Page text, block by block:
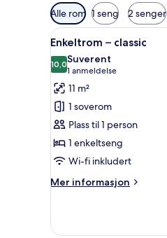
Tilgjengelige
filtre
for
rom
Alle rom 1 seng 2 senger
Åpne
alle
bildene
av
Enkeltrom
–
classic
5
Enkeltrom – classic
10,010,0 av 10
Suverent
1 anmeldelse
(1
anmeldelse)
11 m²
1 soverom
Plass til 1 person
1 enkeltseng
Wi-fi inkludert
Mer informasjon
Mer
–